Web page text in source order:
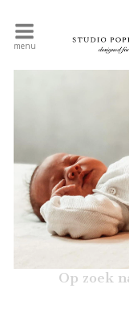
menu
Op zoek